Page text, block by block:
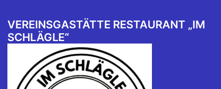
VEREINSGASTÄTTE RESTAURANT „IM
SCHLÄGLE“